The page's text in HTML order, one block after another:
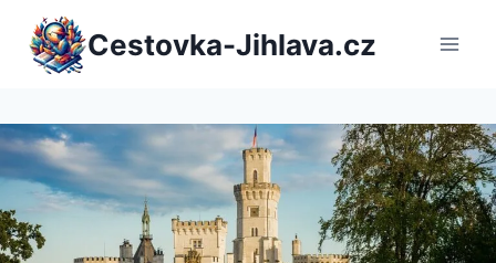
Přeskočit
obsah
Cestovka-Jihlava.cz